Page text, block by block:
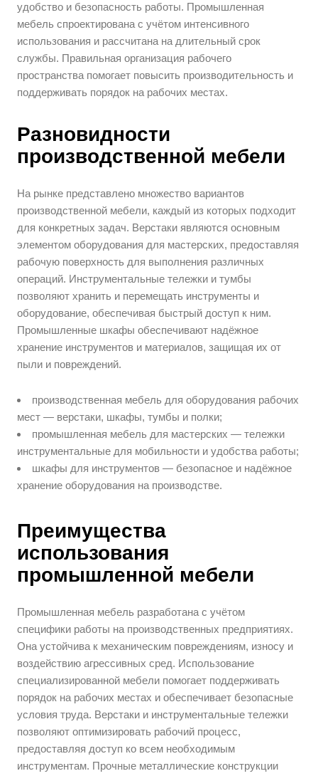
удобство и безопасность работы. Промышленная
мебель спроектирована с учётом интенсивного
использования и рассчитана на длительный срок
службы. Правильная организация рабочего
пространства помогает повысить производительность и
поддерживать порядок на рабочих местах.
Разновидности
производственной мебели
На рынке представлено множество вариантов
производственной мебели, каждый из которых подходит
для конкретных задач. Верстаки являются основным
элементом оборудования для мастерских, предоставляя
рабочую поверхность для выполнения различных
операций. Инструментальные тележки и тумбы
позволяют хранить и перемещать инструменты и
оборудование, обеспечивая быстрый доступ к ним.
Промышленные шкафы обеспечивают надёжное
хранение инструментов и материалов, защищая их от
пыли и повреждений.
производственная мебель для оборудования рабочих
мест — верстаки, шкафы, тумбы и полки;
промышленная мебель для мастерских — тележки
инструментальные для мобильности и удобства работы;
шкафы для инструментов — безопасное и надёжное
хранение оборудования на производстве.
Преимущества
использования
промышленной мебели
Промышленная мебель разработана с учётом
специфики работы на производственных предприятиях.
Она устойчива к механическим повреждениям, износу и
воздействию агрессивных сред. Использование
специализированной мебели помогает поддерживать
порядок на рабочих местах и обеспечивает безопасные
условия труда. Верстаки и инструментальные тележки
позволяют оптимизировать рабочий процесс,
предоставляя доступ ко всем необходимым
инструментам. Прочные металлические конструкции